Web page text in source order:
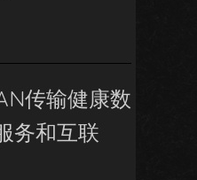
传输健康数
务和互联